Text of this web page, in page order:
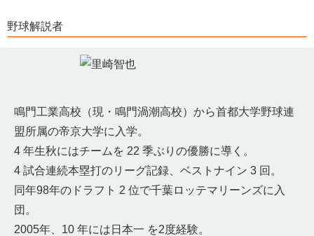
野球解説者
鳴門工業高校（現・鳴門渦潮高校）から首都大学野球連
盟所属の帝京大学に入学。
4 年生秋にはチームを 22 季ぶりの優勝に導く。
4 試合連続本塁打のリーグ記録、ベストナイン 3 回。
同年98年のドラフト 2 位で千葉ロッテマリーンズに入
団。
2005年、10 年には日本一 を2度経験。